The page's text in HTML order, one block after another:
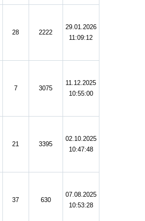
28 2222
29.01.2026
11:09:12
7 3075
11.12.2025
10:55:00
21 3395
02.10.2025
10:47:48
37 630
07.08.2025
10:53:28